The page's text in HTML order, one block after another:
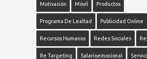
Motivación Móvil Productos
Programa De Lealtad Publicidad Online
Recursos Humanos Redes Sociales
Re Targeting Salarioemocional